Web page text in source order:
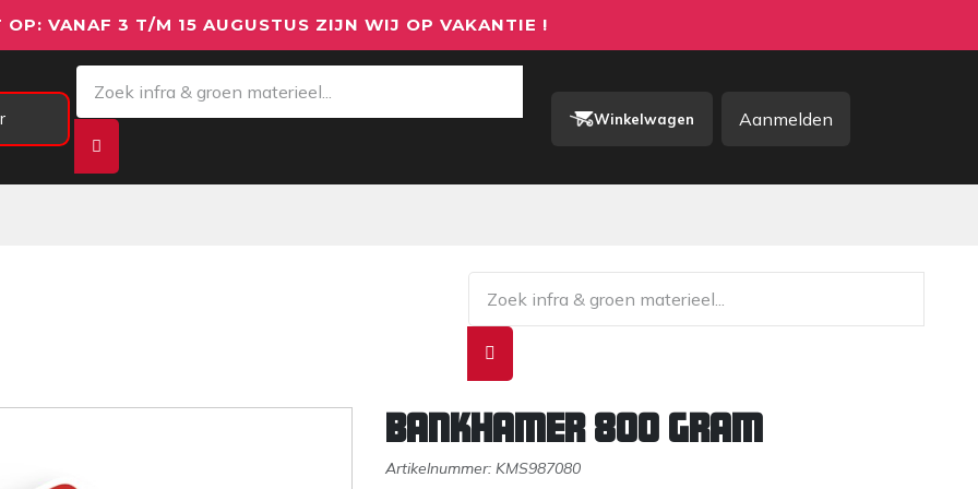
OP: VANAF 3 T/M 15 AUGUSTUS ZIJN WIJ OP VAKANTIE !
Winkelwagen Aanmelden
Bankhamer 800 gram
Artikelnummer: KMS987080